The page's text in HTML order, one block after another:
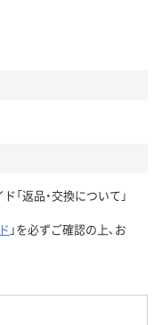
「返品・交換について」
」を必ずご確認の上、お